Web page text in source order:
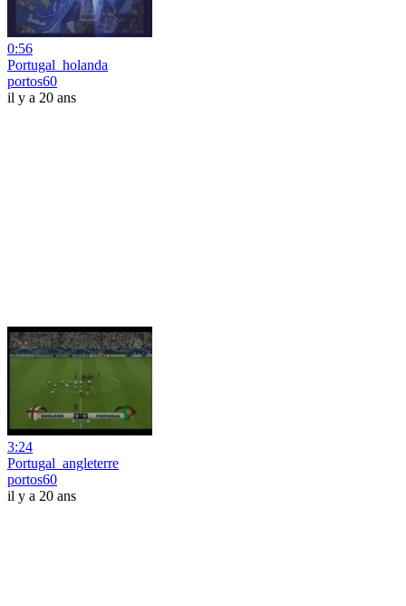
0:56
Portugal_holanda
portos60
il y a 20 ans
3:24
Portugal_angleterre
portos60
il y a 20 ans